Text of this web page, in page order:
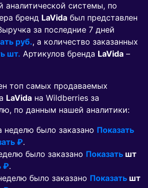
системы, по
бренд LaVida был представлен
за последние 7 дней
руб., а количество заказанных
шт. Артикулов бренда LaVida –
топ самых продаваемых
LaVida на Wildberries за
по данным нашей аналитики:
неделю было заказано Показать
₽.
было заказано Показать шт
₽.
было заказано Показать шт